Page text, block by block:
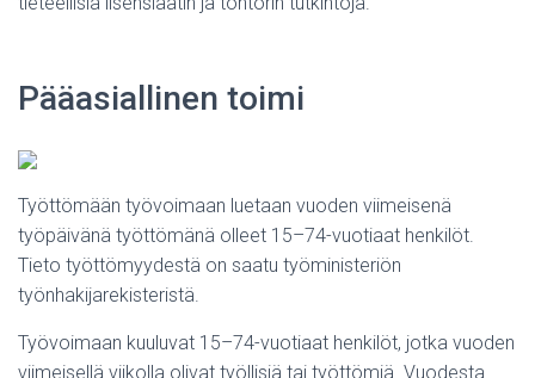
Pääasiallinen toimi
Työttömään työvoimaan luetaan vuoden viimeisenä
työpäivänä työttömänä olleet 15–74-vuotiaat henkilöt.
Tieto työttömyydestä on saatu työministeriön
työnhakijarekisteristä.
Työvoimaan kuuluvat 15–74-vuotiaat henkilöt, jotka vuoden
viimeisellä viikolla olivat työllisiä tai työttömiä. Vuodesta